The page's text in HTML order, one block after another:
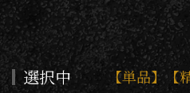
選択中 【単品】【